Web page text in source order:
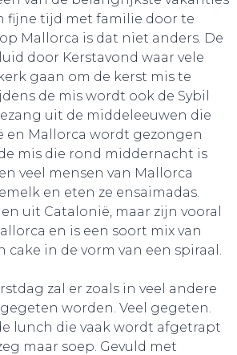
HANDIG!
fijne tijd met familie door te
Mallorca is dat niet anders. De
door Kerstavond waar vele
gaan om de kerst mis te
de mis wordt ook de Sybil
uit de middeleeuwen die
en Mallorca wordt gezongen
mis die rond middernacht is
veel mensen van Mallorca
en eten ze ensaimadas.
uit Catalonië, maar zijn vooral
en is een soort mix van
cake in de vorm van een spiraal.
zal er zoals in veel andere
worden. Veel gegeten.
lunch die vaak wordt afgetrapt
maar soep. Gevuld met